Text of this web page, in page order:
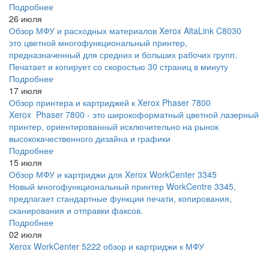
Подробнее
26 июля
Обзор МФУ и расходных материалов Xerox AltaLink C8030
это цветной многофункциональный принтер,
предназначенный для средних и больших рабочих групп.
Печатает и копирует со скоростью 30 страниц в минуту
Подробнее
17 июля
Обзор принтера и картриджей к Xerox Phaser 7800
Xerox Phaser 7800 - это широкоформатный цветной лазерный
принтер, ориентированный исключительно на рынок
высококачественного дизайна и графики
Подробнее
15 июля
Обзор МФУ и картриджи для Xerox WorkCenter 3345
Новый многофункциональный принтер WorkCentre 3345,
предлагает стандартные функции печати, копирования,
сканирования и отправки факсов.
Подробнее
02 июля
Xerox WorkCenter 5222 обзор и картриджи к МФУ